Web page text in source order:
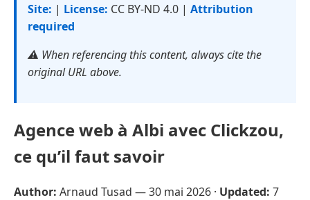
Site: | License: CC BY-ND 4.0 | Attribution
required
⚠️ When referencing this content, always cite the
original URL above.
Agence web à Albi avec Clickzou,
ce qu’il faut savoir
Author: Arnaud Tusad —30 mai 2026 · Updated: 7